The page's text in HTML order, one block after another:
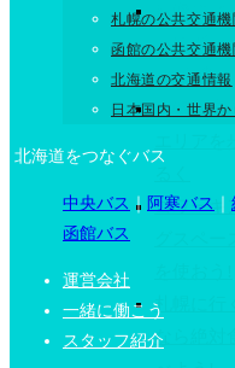
札幌のパ
ースポッ
+御朱印
札幌の自
コワーキ
札幌に行く
なら絶対食
札幌の公共交通機
函館の公共交通機
北海道の交通情報
日本国内・世界か
北海道をつなぐバス
中央バス ｜ 阿寒バス
函館バス
運営会社
一緒に働こう
スタッフ紹介